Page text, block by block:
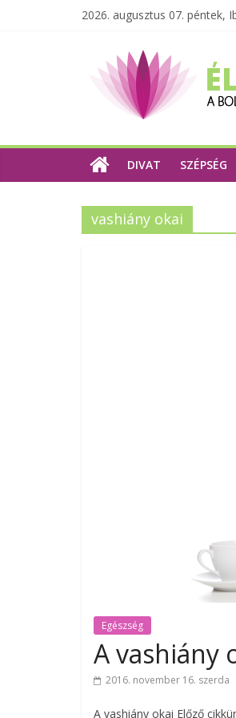
2026. augusztus 07. péntek,
DIVAT SZÉPSÉG
vashiány okai
Egészség
A vashiány
2016. november 16. szerda
A vashiány okai Előző